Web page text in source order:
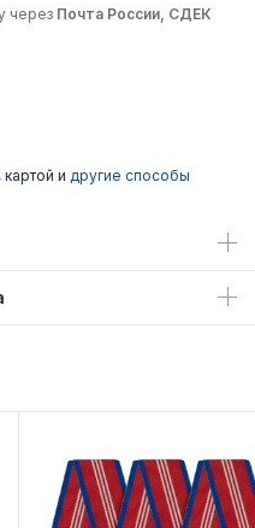
через Почта России, СДЕК
и другие способы